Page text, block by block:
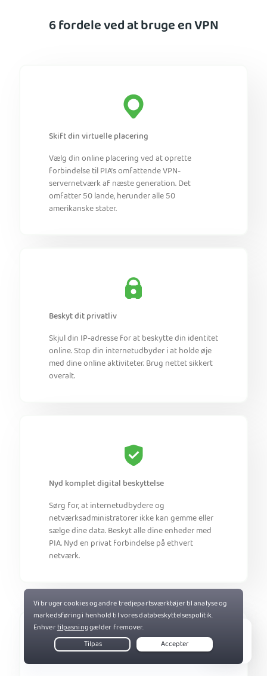
6 fordele ved at bruge en VPN
Skift din virtuelle placering
Vælg din online placering ved at oprette
forbindelse til PIA’s omfattende VPN-
servernetværk af næste generation. Det
omfatter 50 lande, herunder alle 50
amerikanske stater.
Beskyt dit privatliv
Skjul din IP-adresse for at beskytte din identitet
online. Stop din internetudbyder i at holde øje
med dine online aktiviteter. Brug nettet sikkert
overalt.
Nyd komplet digital beskyttelse
Sørg for, at internetudbydere og
netværksadministratorer ikke kan gemme eller
sælge dine data. Beskyt alle dine enheder med
PIA. Nyd en privat forbindelse på ethvert
netværk.